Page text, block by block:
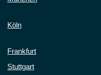
Köln
Frankfurt
Stuttgart